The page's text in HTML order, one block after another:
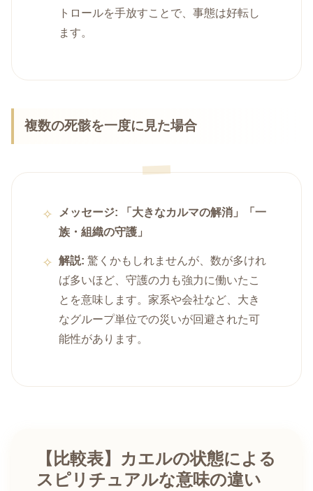
トロールを手放すことで、事態は好転し
ます。
複数の死骸を一度に見た場合
メッセージ:
「大きなカルマの解消」「一
族・組織の守護」
解説: 驚くかもしれませんが、数が多けれ
ば多いほど、守護の力も強力に働いたこ
とを意味します。家系や会社など、大き
なグループ単位での災いが回避された可
能性があります。
【比較表】カエルの状態による
スピリチュアルな意味の違い